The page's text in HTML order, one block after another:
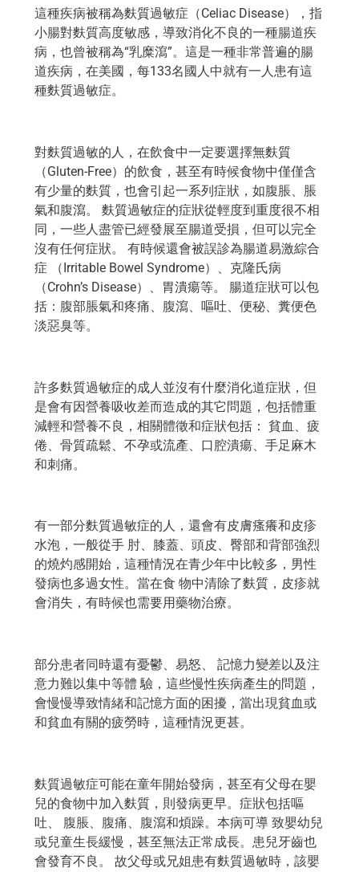
這種疾病被稱為麩質過敏症（Celiac Disease），指
小腸對麩質高度敏感，導致消化不良的一種腸道疾
病，也曾被稱為“乳糜瀉”。這是一種非常普遍的腸
道疾病，在美國，每133名國人中就有一人患有這
種麩質過敏症。
對麩質過敏的人，在飲食中一定要選擇無麩質
（Gluten-Free）的飲食，甚至有時候食物中僅僅含
有少量的麩質，也會引起一系列症狀，如腹脹、脹
氣和腹瀉。 麩質過敏症的症狀從輕度到重度很不相
同，一些人盡管已經發展至腸道受損，但可以完全
沒有任何症狀。 有時候還會被誤診為腸道易激綜合
症 （Irritable Bowel Syndrome）、克隆氏病
（Crohn’s Disease）、胃潰瘍等。 腸道症狀可以包
括：腹部脹氣和疼痛、腹瀉、嘔吐、便秘、糞便色
淡惡臭等。
許多麩質過敏症的成人並沒有什麼消化道症狀，但
是會有因營養吸收差而造成的其它問題，包括體重
減輕和營養不良，相關體徵和症狀包括： 貧血、疲
倦、骨質疏鬆、不孕或流產、口腔潰瘍、手足麻木
和刺痛。
有一部分麩質過敏症的人，還會有皮膚瘙癢和皮疹
水泡，一般從手 肘、膝蓋、頭皮、臀部和背部強烈
的燒灼感開始，這種情況在青少年中比較多，男性
發病也多過女性。當在食 物中清除了麩質，皮疹就
會消失，有時候也需要用藥物治療。
部分患者同時還有憂鬱、易怒、 記憶力變差以及注
意力難以集中等體 驗，這些慢性疾病產生的問題，
會慢慢導致情緒和記憶方面的困擾，當出現貧血或
和貧血有關的疲勞時，這種情況更甚。
麩質過敏症可能在童年開始發病，甚至有父母在嬰
兒的食物中加入麩質，則發病更早。症狀包括嘔
吐、 腹脹、腹痛、腹瀉和煩躁。本病可導 致嬰幼兒
或兒童生長緩慢，甚至無法正常成長。患兒牙齒也
會發育不良。 故父母或兄姐患有麩質過敏時，該嬰